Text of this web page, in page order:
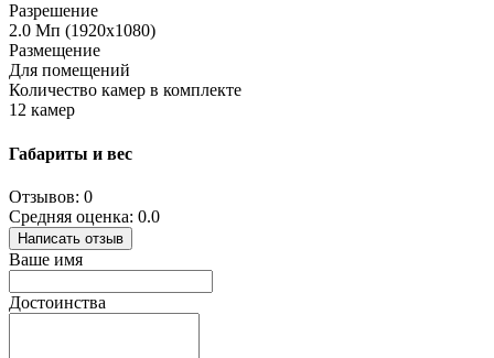
Разрешение
2.0 Мп (1920x1080)
Размещение
Для помещений
Количество камер в комплекте
12 камер
Габариты и вес
Отзывов: 0
Средняя оценка: 0.0
Написать отзыв
Ваше имя
Достоинства